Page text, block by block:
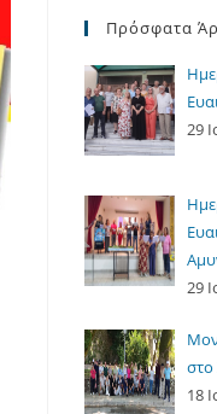
Πρόσφατα
29
29
στο
18